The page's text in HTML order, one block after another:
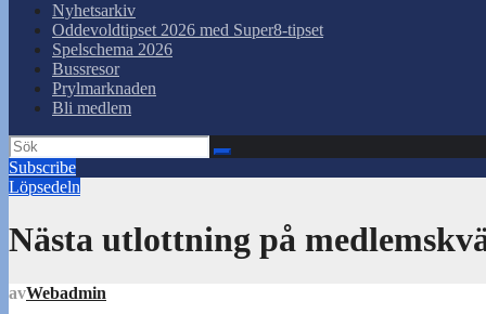
Nyhetsarkiv
Oddevoldtipset 2026 med Super8-tipset
Spelschema 2026
Bussresor
Prylmarknaden
Bli medlem
Subscribe
Löpsedeln
Nästa utlottning på
avWebadmin